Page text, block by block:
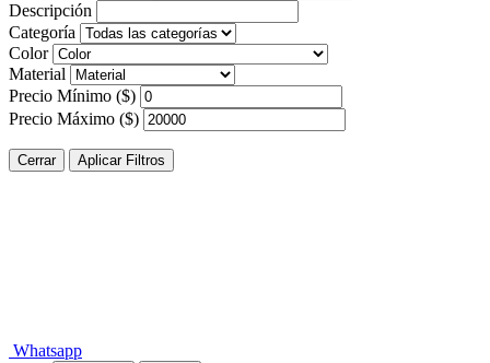
Descripción
Categoría
Color
Material
Precio Mínimo ($)
Precio Máximo ($)
Cerrar Aplicar Filtros
Whatsapp